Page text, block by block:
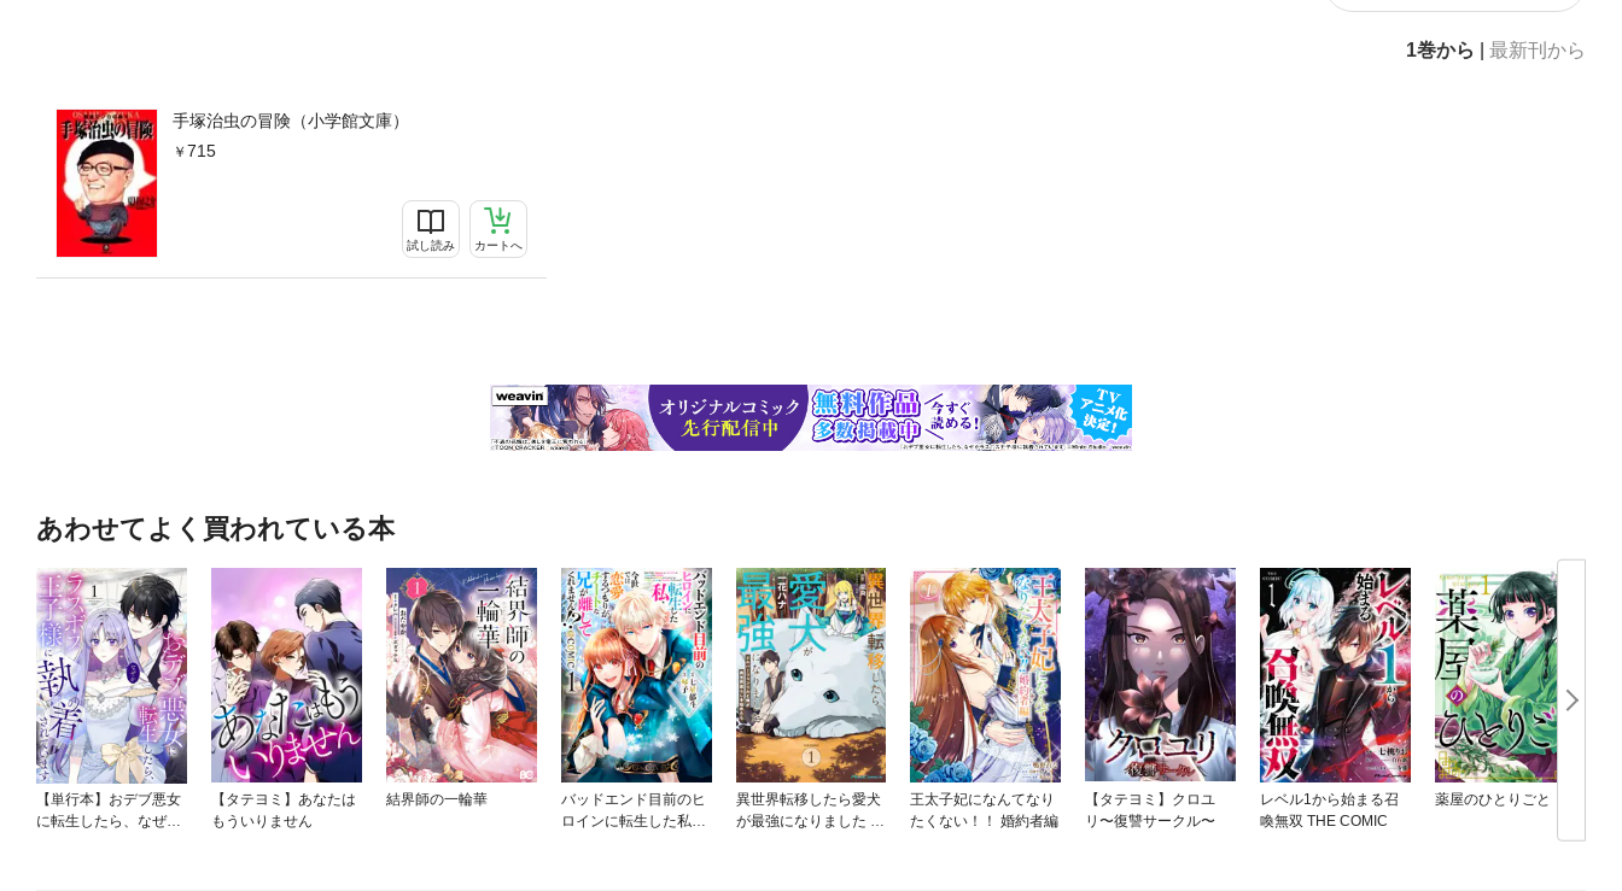
1巻から 最新刊から
手塚治虫の冒険（小学館文庫）
715
試し読み カートへ
あわせてよく買われている本
【単行本】おデブ悪女
に転生したら、なぜか
【タテヨミ】あなたは
もういりません
結界師の一輪華
バッドエンド目前のヒ
ロインに転生した私、
異世界転移したら愛犬
が最強になりました ～
王太子妃になんてなり
たくない！！ 婚約者編
【タテヨミ】クロユ
リ〜復讐サークル〜
レベル1から始まる召
喚無双 THE COMIC
薬屋のひとりごと